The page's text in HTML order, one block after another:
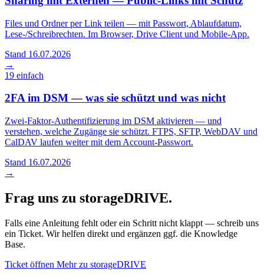
Files und Ordner per Link teilen — mit Passwort, Ablaufdatum,
Lese-/Schreibrechten. Im Browser, Drive Client und Mobile-App.
Stand 16.07.2026
→
19 einfach
2FA im DSM — was sie schützt und was nicht
Zwei-Faktor-Authentifizierung im DSM aktivieren — und
verstehen, welche Zugänge sie schützt. FTPS, SFTP, WebDAV und
CalDAV laufen weiter mit dem Account-Passwort.
Stand 16.07.2026
→
Frag uns zu storageDRIVE.
Falls eine Anleitung fehlt oder ein Schritt nicht klappt — schreib uns
ein Ticket. Wir helfen direkt und ergänzen ggf. die Knowledge
Base.
Ticket öffnen Mehr zu storageDRIVE